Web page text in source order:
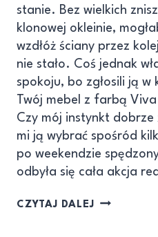
stanie. Bez wielkich
klonowej okleinie,
wzdłóż ściany przez
nie stało. Coś jednak
spokoju, bo zgłosili ją w
Twój mebel z farbą
Czy mój instynkt dobrze
mi ją wybrać spośród
po weekendzie
odbyła się cała akcja
CZYTAJ DALEJ